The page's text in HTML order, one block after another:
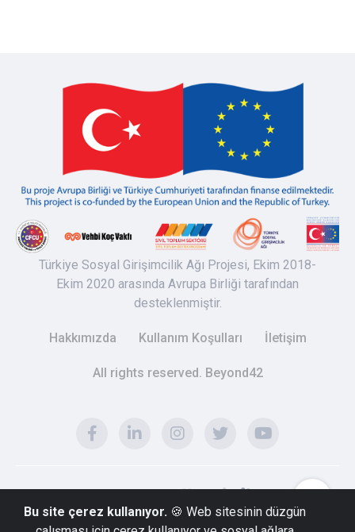
Bu site çerez kullanıyor. 🍪 Web sitesinin düzgün
Türkiye Sosyal Girişimcilik Ağı Projesi, Ekim 2018-
Ekim 2020 arasında Avrupa Birliği tarafından
desteklenmiştir.
Hakkımızda Kullanım Koşulları İletişim
All rights reserved. Beyond42